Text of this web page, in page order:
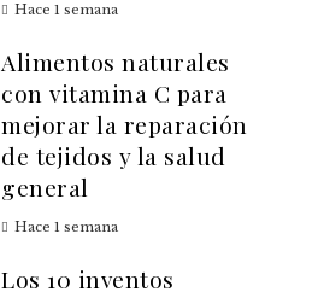
Hace 1 semana
Alimentos naturales
con vitamina C para
mejorar la reparación
de tejidos y la salud
general
Hace 1 semana
Los 10 inventos